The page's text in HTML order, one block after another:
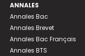
ANNALES
Annales Bac
Annales Brevet
Annales Bac Français
Annales BTS